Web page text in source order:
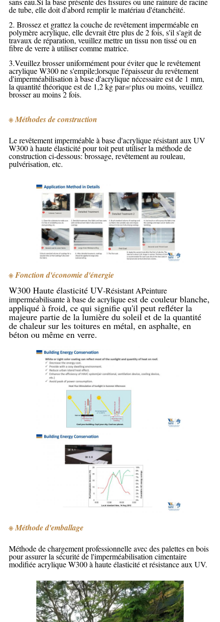
de tube, elle doit d'abord remplir le matériau d'étanchéité.
2. Brossez et grattez la couche de revêtement imperméable en
polymère acrylique, elle devrait être plus de 2 fois, s'il s'agit de
travaux de réparation, veuillez mettre un tissu non tissé ou en
fibre de verre à utiliser comme matrice.
3.Veuillez brosser uniformément pour éviter que le revêtement
acrylique W300 ne s'empile;lorsque l'épaisseur du revêtement
d'imperméabilisation à base d'acrylique nécessaire est de 1 mm,
la quantité théorique est de 1,2 kg par㎡plus ou moins, veuillez
brosser au moins 2 fois.
※ Méthodes de construction
Le revêtement imperméable à base d'acrylique résistant aux UV
W300 à haute élasticité pour toit peut utiliser la méthode de
construction ci-dessous: brossage, revêtement au rouleau,
pulvérisation, etc.
※ Fonction d'économie d'énergie
W300 Haute élasticité UV-Résistant APeinture
imperméabilisante à base de acryliqueest de couleur blanche,
appliqué à froid, ce qui signifie qu'il peut refléter la
majeure partie de la lumière du soleil et de la quantité
de chaleur sur les toitures en métal, en asphalte, en
béton ou même en verre.
※ Méthode d'emballage
Méthode de chargement professionnelle avec des palettes en bois
pour assurer la sécurité de l'imperméabilisation cimentaire
modifiée acrylique W300 à haute élasticité et résistance aux UV.